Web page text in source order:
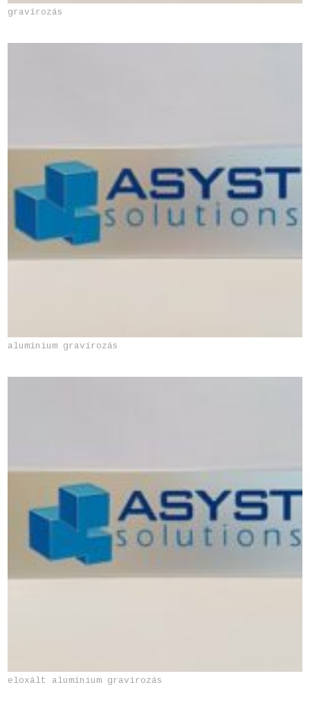
gravírozás
alumínium gravírozás
eloxált alumínium gravírozás